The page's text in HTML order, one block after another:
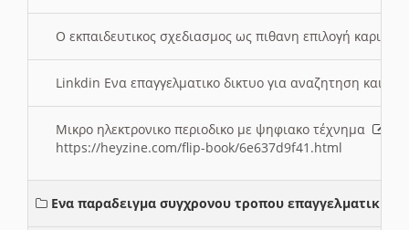
Ο εκπαιδευτικος σχεδιασμος ως πιθανη επιλογή
Linkdin Ενα επαγγελματικο δικτυο για αναζητηση και
Μικρο ηλεκτρονικο περιοδικο με ψηφιακο τέχνημα
https://heyzine.com/flip-book/6e637d9f41.html
Ενα παραδειγμα συγχρονου τροπου επαγγελματικης